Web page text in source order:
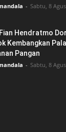
- Sabtu, 8
Hendratmo
Kembangkan
Pangan
- Sabtu, 8